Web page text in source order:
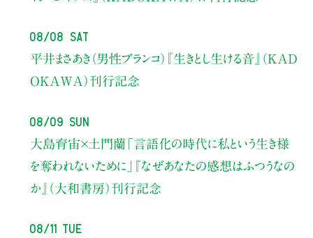
08/08 Sat
平井まさあき（男性ブランコ）
『生きとし生ける音』（KAD
OKAWA）刊行記念
08/09 Sun
大島育宙×土門蘭 「言語化の時代に私という生き様
を奪われないために」
『なぜあなたの感想はふつうなの
か』（大和書房）刊行記念
08/11 Tue